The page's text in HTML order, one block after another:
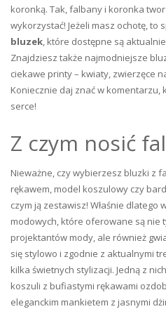
koronką. Tak, falbany i koronka
wykorzystać! Jeżeli masz ochotę, to
bluzek, które dostępne są
Znajdziesz także najmodniejsze
ciekawe printy – kwiaty, zwierzęce
Koniecznie daj znać w komentarzu,
serce!
Z czym nosić
Nieważne, czy wybierzesz bluzki z
rękawem, model koszulowy czy
czym ją zestawisz! Właśnie
modowych, które oferowane są nie
projektantów mody, ale również
się stylowo i zgodnie z aktualnymi
kilka świetnych stylizacji. Jedną z
koszuli z bufiastymi rękawami
eleganckim mankietem z jasnymi